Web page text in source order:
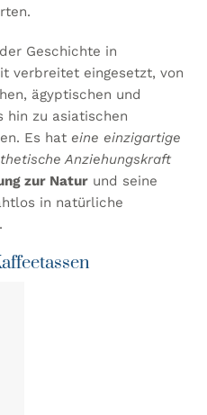
Geschichte in
verbreitet eingesetzt, von
ägyptischen und
hin zu asiatischen
Es hat eine einzigartige
Anziehungskraft
zur Natur und seine
in natürliche